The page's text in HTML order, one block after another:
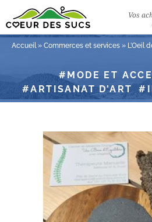
Vos
Accueil» Commerces et services » L’Oeil
MODE ET
ARTISANAT D’ART